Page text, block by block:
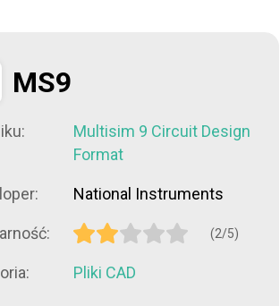
MS9
Multisim 9 Circuit Design
Format
National Instruments
(2/5)
Pliki CAD